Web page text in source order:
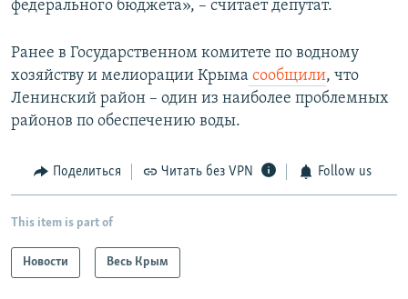
федерального бюджета», – считает депутат.
Ранее в Государственном комитете по водному
хозяйству и мелиорации Крыма сообщили, что
Ленинский район – один из наиболее проблемных
районов по обеспечению воды.
Поделиться Читать без VPN Follow us
This item is part of
Новости Весь Крым